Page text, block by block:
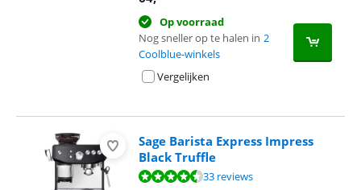
Op voorraad
Nog sneller op te halen in 2
Coolblue-winkels
Vergelijken
Sage Barista Express Impress
Black Truffle
Beoordeling is 8,8 van de 10, gebaseerd op 33 reviews.
33 reviews